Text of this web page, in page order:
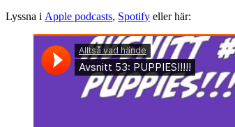
Lyssna i Apple podcasts, Spotify eller här: